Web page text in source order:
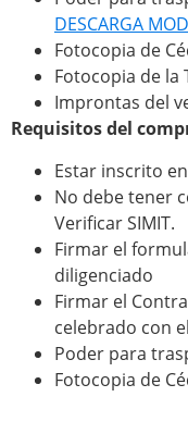
DESCARGA
Fotocopia de
Fotocopia de la
Improntas del
Requisitos del
Estar inscrito
No debe tener
Verificar SIMIT.
Firmar el
diligenciado
Firmar el
celebrado con
Poder para
Fotocopia de